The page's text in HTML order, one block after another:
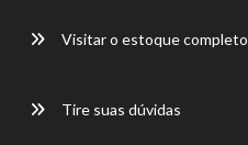
Visitar o estoque completo
Tire suas dúvidas